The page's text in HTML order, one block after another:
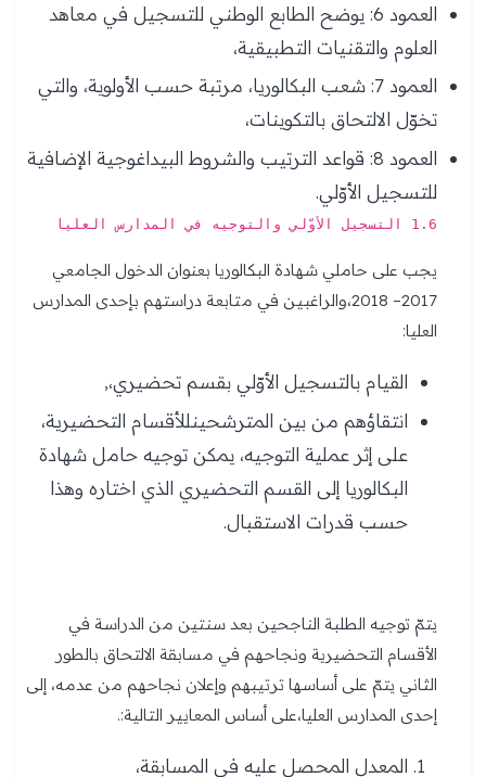
العمود 6: يوضح الطابع الوطني للتسجيل في معاهد
العلوم والتقنيات التطبيقية،
العمود 7: شعب البكالوريا، مرتبة حسب الأولوية، والتي
تخوّل الالتحاق بالتكوينات،
العمود 8: قواعد الترتيب والشروط البيداغوجية الإضافية
للتسجيل الأوّلي.
1.6 التسجيل الأوّلي والتوجيه في المدارس العليا
يجب على حاملي شهادة البكالوريا بعنوان الدخول الجامعي
2017– 2018،والراغبين في متابعة دراستهم بإحدى المدارس
العليا:
القيام بالتسجيل الأوّلي بقسم تحضيري،,
انتقاؤهم من بين المترشحينللأقسام التحضيرية،
على إثر عملية التوجيه، يمكن توجيه حامل شهادة
البكالوريا إلى القسم التحضيري الذي اختاره وهذا
حسب قدرات الاستقبال.
يتمّ توجيه الطلبة الناجحين بعد سنتين من الدراسة في
الأقسام التحضيرية ونجاحهم في مسابقة الالتحاق بالطور
الثاني يتمّ على أساسها ترتيبهم وإعلان نجاحهم من عدمه، إلى
إحدى المدارس العليا،على أساس المعايير التالية:.
المعدل المحصل عليه في المسابقة،